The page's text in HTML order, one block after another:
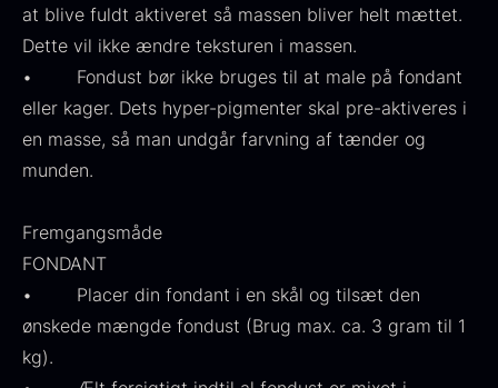
Gaveæske til skeer inkl.
caviar dåseåbner
Fra439,00 kr.
Ikura Pure - Imperial
Ørredrogn
Fra100,00 kr.
På lager
Japansk wasabi
Fra312,00
Hasselnødder
På lager
at blive fuldt aktiveret så massen bliver helt mættet.
Dette vil ikke ændre teksturen i massen.
• Fondust bør ikke bruges til at male på fondant
eller kager. Dets hyper-pigmenter skal pre-aktiveres i
en masse, så man undgår farvning af tænder og
munden.
Fremgangsmåde
FONDANT
• Placer din fondant i en skål og tilsæt den
ønskede mængde fondust (Brug max. ca. 3 gram til 1
kg).